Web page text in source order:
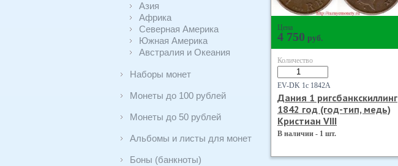
Азия
Африка
Северная Америка
Южная Америка
Австралия и Океания
Наборы монет
Монеты до 100 рублей
Монеты до 50 рублей
Альбомы и листы для монет
Боны (банкноты)
Цена
4 750 руб.
Количество
EV-DK 1с 1842А
Дания 1 ригсбанкскиллинг
1842 год (год-тип, медь)
Кристиан VIII
В наличии - 1 шт.